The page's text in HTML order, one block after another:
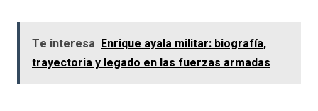
Te interesa Enrique ayala militar: biografía,
trayectoria y legado en las fuerzas armadas